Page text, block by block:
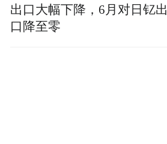
出口大幅下降，6月对日钇出
口降至零